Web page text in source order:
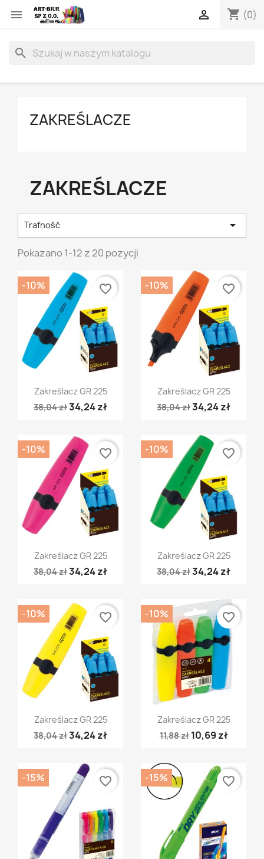
 shopping_cart (0)

search
ZAKREŚLACZE
ZAKREŚLACZE
Trafność 
Pokazano 1-12 z 20 pozycji
Szybki podgląd
Zakreślacz GR 225
38,04 zł34,24 zł
-10% favorite_border
Szybki podgląd
Zakreślacz GR 225
38,04 zł34,24 zł
-10% favorite_border
Szybki podgląd
Zakreślacz GR 225
38,04 zł34,24 zł
-10% favorite_border
Szybki podgląd
Zakreślacz GR 225
38,04 zł34,24 zł
-10% favorite_border
Szybki podgląd
Zakreślacz GR 225
38,04 zł34,24 zł
-10% favorite_border
Szybki podgląd
Zakreślacz GR 225
11,88 zł 10,69 zł
-10% favorite_border
-15% favorite_border -15% favorite_border